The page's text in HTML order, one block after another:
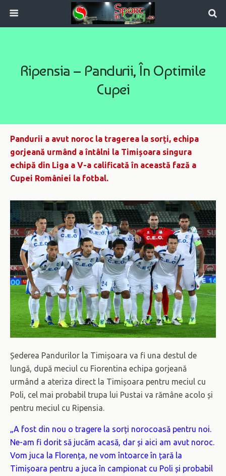
Ripensia – Pandurii, În Optimile
Cupei
Pandurii a avut noroc la tragerea la sorți, echipa
gorjeană urmând a întâlni la Timișoara singura
echipă din Liga a V-a calificată în această fază a
Cupei României la fotbal.
Șederea Pandurilor la Timișoara va fi una destul de
lungă, după meciul cu Fiorentina echipa gorjeană
urmând a ateriza direct la Timișoara pentru meciul cu
Poli, cel mai probabil trupa lui Pustai va rămâne acolo și
pentru meciul cu Ripensia.
„A fost din nou o tragere la sorți norocoasă pentru noi.
Ne-am fi dorit să jucăm acasă, dar și aici am avut noroc.
Vom juca la Florența, ne vom întoarce în țară la
Timișoara pentru a juca în campionat cu Poli și probabil